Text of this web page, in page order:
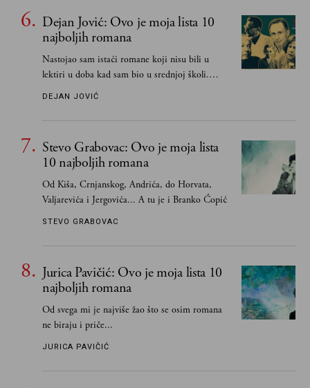
Dejan Jović: Ovo je moja lista 10
najboljih romana
Nastojao sam istaći romane koji nisu bili u
lektiri u doba kad sam bio u srednjoj školi.
Smatrao sam da su "klasici" već dovoljno
DEJAN JOVIĆ
Stevo Grabovac: Ovo je moja lista
10 najboljih romana
Od Kiša, Crnjanskog, Andrića, do Horvata,
Valjarevića i Jergovića... A tu je i Branko Ćopić
STEVO GRABOVAC
Jurica Pavičić: Ovo je moja lista 10
najboljih romana
Od svega mi je najviše žao što se osim romana
ne biraju i priče...
JURICA PAVIČIĆ